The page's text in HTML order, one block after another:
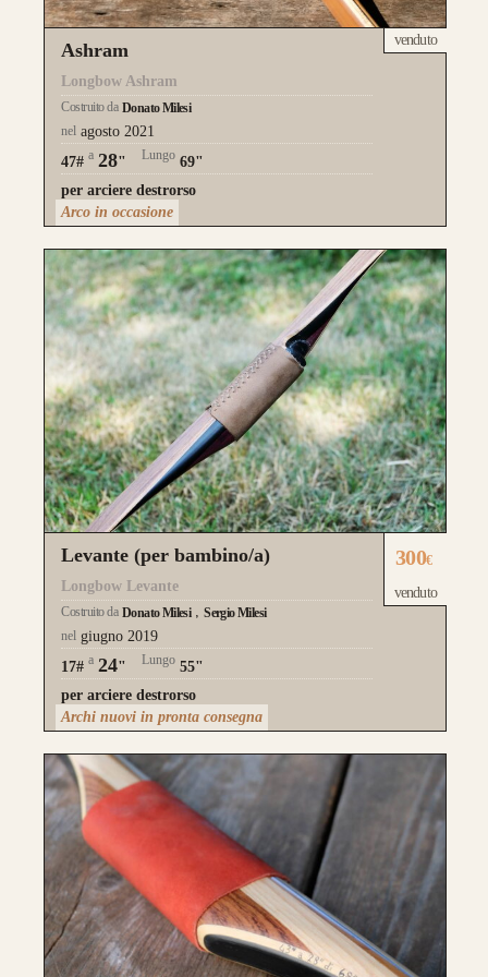
l’estetica risulta più pulita.
Guarda alcuni degli archi già
realizzati su misura
Ashram
Longbow Ashram
Costruito da Donato Milesi
nel agosto 2021
47# a 28" Lungo 69"
per arciere destrorso
venduto
Arco in occasione
Levante (per bambino/a)
Longbow Levante
Costruito da Donato Milesi
Sergio Milesi
nel giugno 2019
17# a 24" Lungo 55"
per arciere destrorso
300€
venduto
Archi nuovi in pronta consegna